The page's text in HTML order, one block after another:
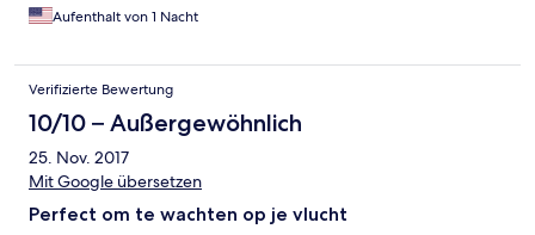
Aufenthalt von 1 Nacht
Verifizierte Bewertung
10/10 – Außergewöhnlich
25. Nov. 2017
Mit Google übersetzen
Perfect om te wachten op je vlucht